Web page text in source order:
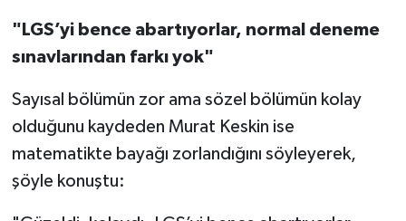
"LGS’yi bence abartıyorlar, normal deneme
sınavlarından farkı yok"
Sayısal bölümün zor ama sözel bölümün kolay
olduğunu kaydeden Murat Keskin ise
matematikte bayağı zorlandığını söyleyerek,
şöyle konuştu: